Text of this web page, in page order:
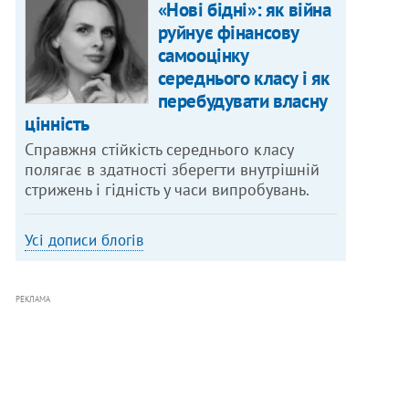
«Нові бідні»: як війна
руйнує фінансову
самооцінку
середнього класу і як
перебудувати власну
цінність
Справжня стійкість середнього класу
полягає в здатності зберегти внутрішній
стрижень і гідність у часи випробувань.
Усі дописи блогів
РЕКЛАМА